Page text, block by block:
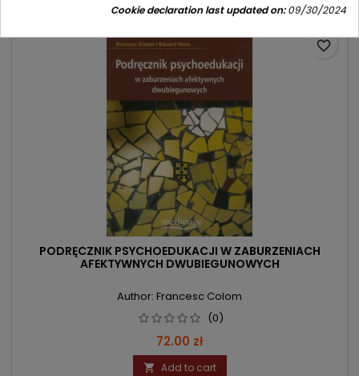
PODRĘCZNIK PSYCHOEDUKACJI W ZABURZENIACH
AFEKTYWNYCH DWUBIEGUNOWYCH
Author: Francesc Colom
(0)
Price
72.00 zł
 Add to cart
favorite_border
Cookie declaration last updated on:09/30/2024